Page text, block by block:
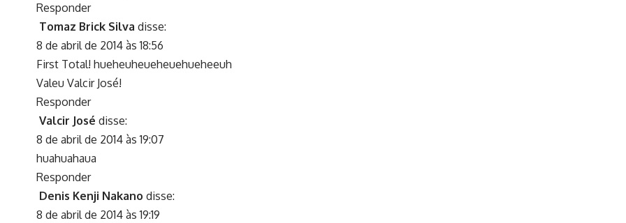
Responder
Tomaz Brick Silva disse:
8 de abril de 2014 às 18:56
First Total! hueheuheueheuehueheeuh
Valeu Valcir José!
Responder
Valcir José disse:
8 de abril de 2014 às 19:07
huahuahaua
Responder
Denis Kenji Nakano disse:
8 de abril de 2014 às 19:19